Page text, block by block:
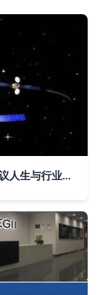
从北斗之殇到通信之光 一位技术精英的争议人生与行业警示